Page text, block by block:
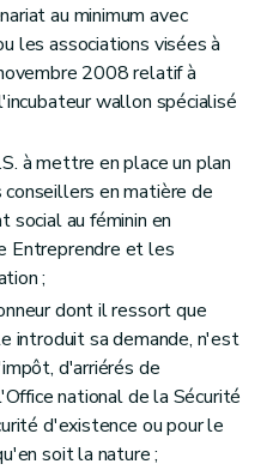
au minimum avec
les associations visées à
2008 relatif à
wallon spécialisé
à mettre en place un plan
en matière de
au féminin en
Entreprendre et les
;
dont il ressort que
introduit sa demande, n'est
d'arriérés de
national de la Sécurité
d'existence ou pour le
soit la nature ;